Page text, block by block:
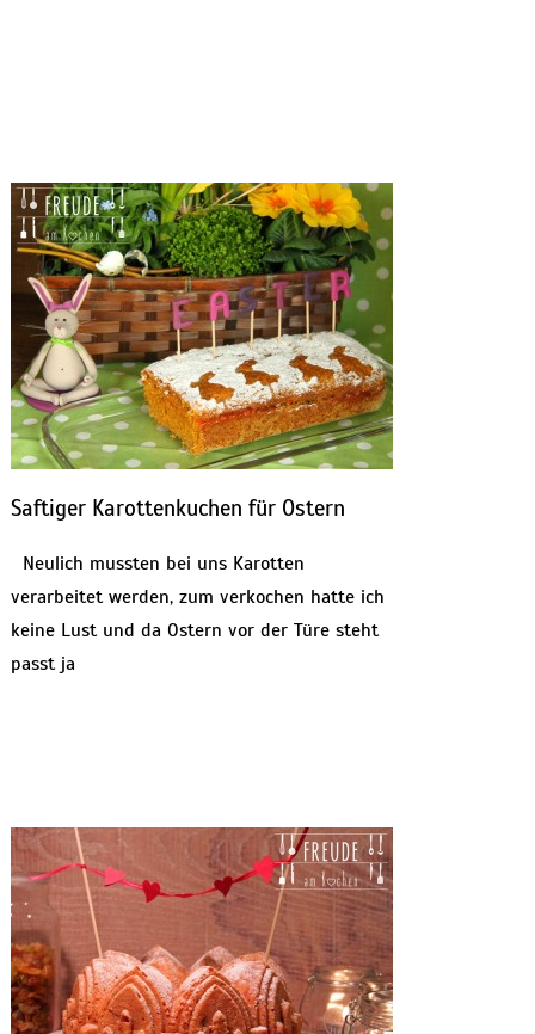
Saftiger Karottenkuchen für Ostern
Neulich mussten bei uns Karotten
verarbeitet werden, zum verkochen hatte ich
keine Lust und da Ostern vor der Türe steht
passt ja